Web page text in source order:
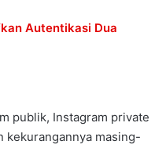
Autentikasi Dua
publik, Instagram private
kekurangannya masing-